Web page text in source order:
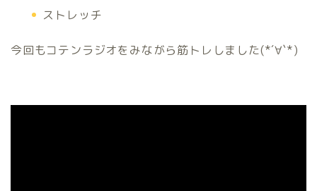
ストレッチ
今回もコテンラジオをみながら筋トレしました(*´∀`*)